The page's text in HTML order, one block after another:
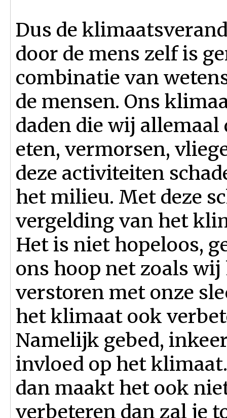
Dus de
door de mens zelf is
combinatie van
de mensen. Ons
daden die wij
eten, vermorsen,
deze activiteiten
het milieu. Met deze
vergelding van het
Het is niet hopeloos,
ons hoop net zoals
verstoren met onze
het klimaat ook
Namelijk gebed,
invloed op het
dan maakt het ook
verbeteren dan zal je